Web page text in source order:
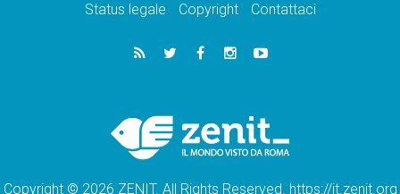
Status legale
Copyright Contattaci
Copyright © 2026 ZENIT. All Rights Reserved. https://it.zenit.org